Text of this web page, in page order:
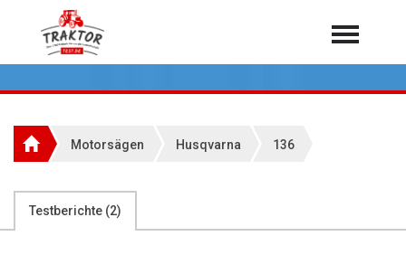
Home
Rundballenpressen
Über 7.000 Testberichte
Motorsägen Husqvarna 136
Testberichte (2)